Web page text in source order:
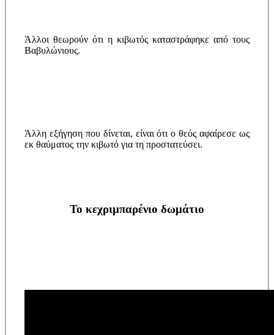
Άλλοι θεωρούν ότι η κιβωτός καταστράφηκε από τους
Βαβυλώνιους.
Άλλη εξήγηση που δίνεται, είναι ότι ο θεός αφαίρεσε ως
εκ θαύματος την κιβωτό για τη προστατεύσει.
Το κεχριμπαρένιο δωμάτιο